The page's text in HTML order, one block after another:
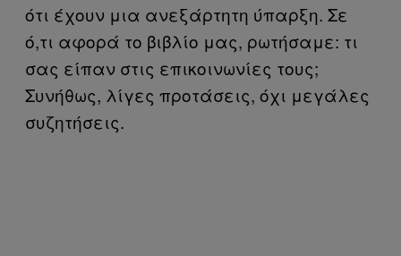
ότι έχουν μια ανεξάρτητη ύπαρξη. Σε
ό,τι αφορά το βιβλίο μας, ρωτήσαμε: τι
σας είπαν στις επικοινωνίες τους;
Συνήθως, λίγες προτάσεις, όχι μεγάλες
συζητήσεις.